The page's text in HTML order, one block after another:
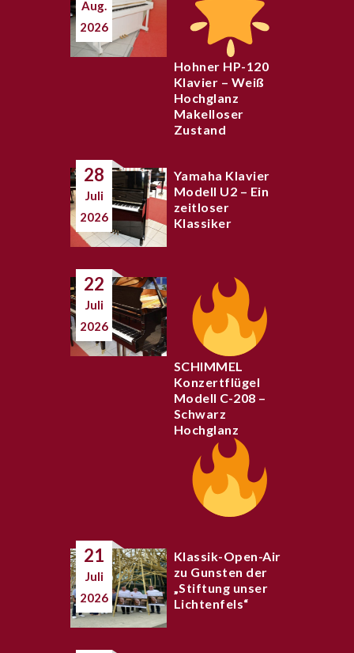
Aug.
2026
Hohner HP-120
Klavier – Weiß
Hochglanz
Makelloser
Zustand
28
Juli
2026
Yamaha Klavier
Modell U2 – Ein
zeitloser
Klassiker
22
Juli
2026
SCHIMMEL
Konzertflügel
Modell C-208 –
Schwarz
Hochglanz
21
Juli
2026
Klassik-Open-Air
zu Gunsten der
„Stiftung unser
Lichtenfels“